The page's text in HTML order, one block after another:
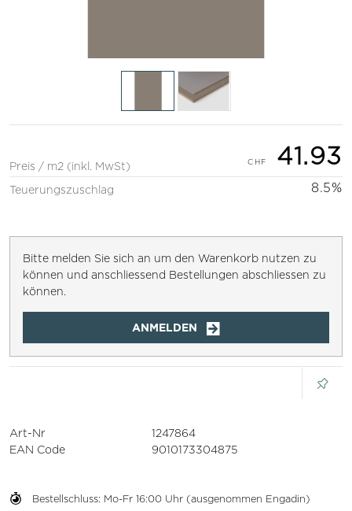
Preis / m2 (inkl. MwSt) 41.93
Teuerungszuschlag 8.5%
Bitte melden Sie sich an um den Warenkorb nutzen zu
können und anschliessend Bestellungen abschliessen zu
können.
ANMELDEN
Bestellschluss: Mo-Fr 16:00 Uhr (ausgenommen Engadin)
Art-Nr
1247864
EAN Code
9010173304875